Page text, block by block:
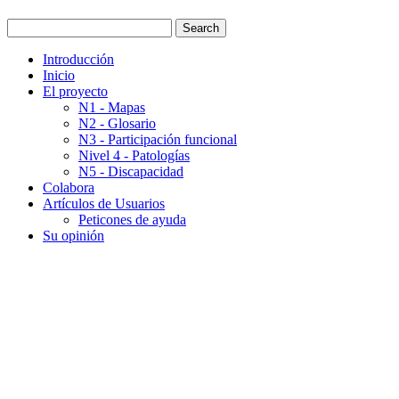
Introducción
Inicio
El proyecto
N1 - Mapas
N2 - Glosario
N3 - Participación funcional
Nivel 4 - Patologías
N5 - Discapacidad
Colabora
Artículos de Usuarios
Peticones de ayuda
Su opinión